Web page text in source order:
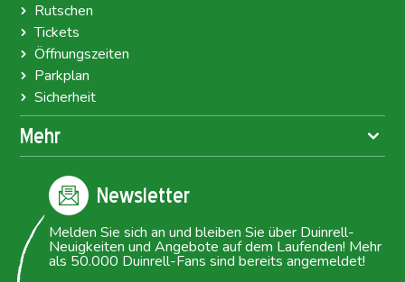
Rutschen
Tickets
Öffnungszeiten
Parkplan
Sicherheit
Mehr
Newsletter
Melden Sie sich an und bleiben Sie über Duinrell-
Neuigkeiten und Angebote auf dem Laufenden! Mehr
als 50.000 Duinrell-Fans sind bereits angemeldet!